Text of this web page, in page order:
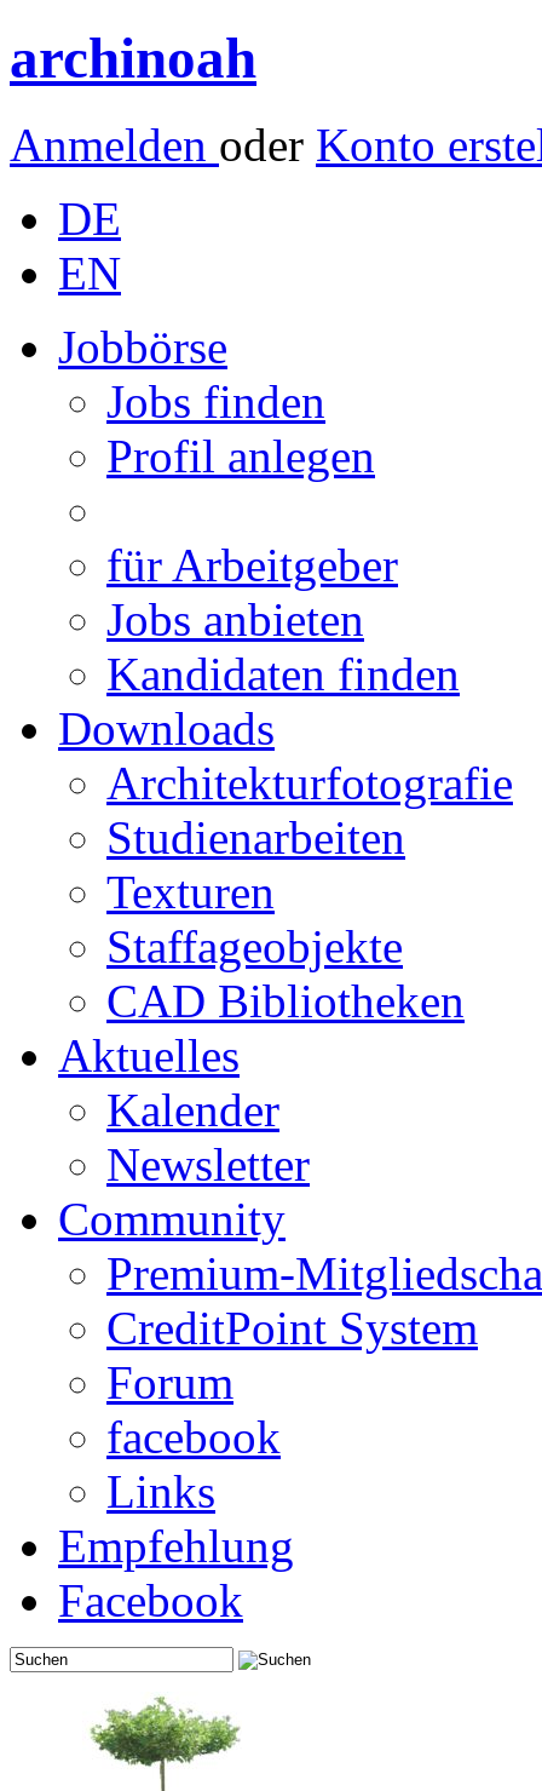
archinoah
Anmelden oder Konto
DE
EN
Jobbörse
Jobs finden
Profil anlegen
für Arbeitgeber
Jobs anbieten
Kandidaten finden
Downloads
Architekturfotografie
Studienarbeiten
Texturen
Staffageobjekte
CAD Bibliotheken
Aktuelles
Kalender
Newsletter
Community
Premium-
CreditPoint System
Forum
facebook
Links
Empfehlung
Facebook